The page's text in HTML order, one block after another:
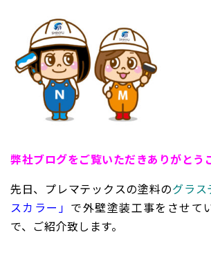
弊社ブログをご覧いただきありがとう
先日、プレマテックスの塗料のグラス
スカラー」 で外壁塗装工事をさせて
で、ご紹介致します。